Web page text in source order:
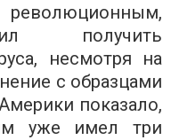
получить
несмотря на
с образцами
показало,
уже имел три